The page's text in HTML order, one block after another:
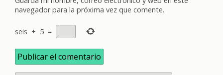
navegador para la próxima vez que comente.
seis + 5 =